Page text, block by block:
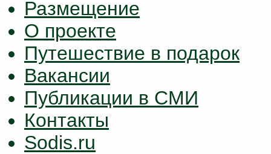
Размещение
О проекте
Путешествие в подарок
Вакансии
Публикации в СМИ
Контакты
Sodis.ru